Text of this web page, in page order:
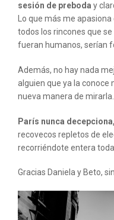
sesión de preboda y
Lo que más me
todos los rincones que
fueran humanos, serían
Además, no hay nada
alguien que ya la conoce
nueva manera de mirarla.
París nunca decepciona,
recovecos repletos de
recorriéndote entera toda
Gracias Daniela y Beto,